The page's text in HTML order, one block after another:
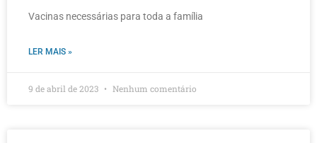
Vacinas necessárias para toda a família
LER MAIS »
9 de abril de 2023 Nenhum comentário